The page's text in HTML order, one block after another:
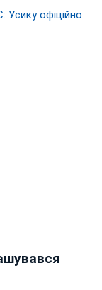
Усику офіційно